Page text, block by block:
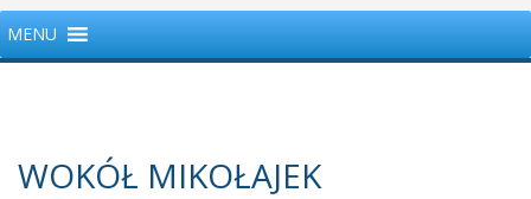
MENU
WOKÓŁ MIKOŁAJEK